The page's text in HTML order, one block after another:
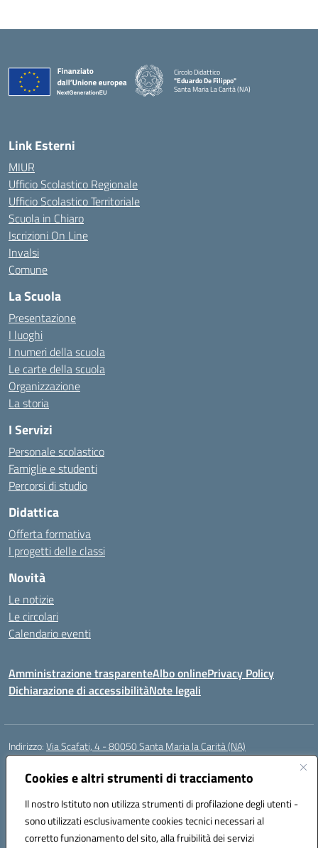
Cookies e altri strumenti di tracciamento
Il nostro Istituto non utilizza strumenti di profilazione degli utenti -
sono utilizzati esclusivamente cookies tecnici necessari al
corretto funzionamento del sito, alla fruibilità dei servizi
Circolo Didattico
"Eduardo De Filippo"
Santa Maria La Carità (NA)
Link Esterni
MIUR
Ufficio Scolastico Regionale
Ufficio Scolastico Territoriale
Scuola in Chiaro
Iscrizioni On Line
Invalsi
Comune
La Scuola
Presentazione
I luoghi
I numeri della scuola
Le carte della scuola
Organizzazione
La storia
I Servizi
Personale scolastico
Famiglie e studenti
Percorsi di studio
Didattica
Offerta formativa
I progetti delle classi
Novità
Le notizie
Le circolari
Calendario eventi
Amministrazione trasparenteAlbo onlinePrivacy Policy
Dichiarazione di accessibilitàNote legali
Indirizzo:Via Scafati, 4 - 80050 Santa Maria la Carità (NA)
Centralino:
Posta elettronica certificata (PEC):NAEE21900T@pec.istruzione.it
Codice fiscale: 90016250632
Codice meccanografico:NAEE21900T
Codice Indice delle Pubbliche Amministrazioni (IPA): istsc_naee21900t